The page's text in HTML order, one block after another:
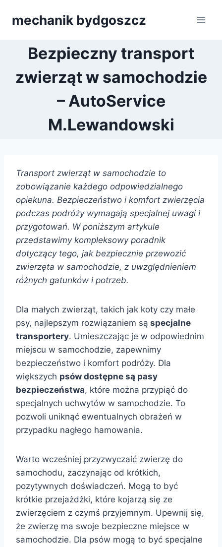
mechanik bydgoszcz
Bezpieczny transport
zwierząt w samochodzie
– AutoService
M.Lewandowski
Transport zwierząt w samochodzie to
zobowiązanie każdego odpowiedzialnego
opiekuna. Bezpieczeństwo i komfort zwierzęcia
podczas podróży wymagają specjalnej uwagi i
przygotowań. W poniższym artykule
przedstawimy kompleksowy poradnik
dotyczący tego, jak bezpiecznie przewozić
zwierzęta w samochodzie, z uwzględnieniem
różnych gatunków i potrzeb.
Dla małych zwierząt, takich jak koty czy małe
psy, najlepszym rozwiązaniem są specjalne
transportery. Umieszczając je w odpowiednim
miejscu w samochodzie, zapewnimy
bezpieczeństwo i komfort podróży. Dla
większych psów dostępne są pasy
bezpieczeństwa, które można przypiąć do
specjalnych uchwytów w samochodzie. To
pozwoli uniknąć ewentualnych obrażeń w
przypadku nagłego hamowania.
Warto wcześniej przyzwyczaić zwierzę do
samochodu, zaczynając od krótkich,
pozytywnych doświadczeń. Mogą to być
krótkie przejażdżki, które kojarzą się ze
zwierzęciem z czymś przyjemnym. Upewnij się,
że zwierzę ma swoje bezpieczne miejsce w
samochodzie. Dla psów mogą to być specjalne